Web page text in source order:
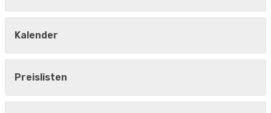
Kalender
Preislisten